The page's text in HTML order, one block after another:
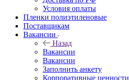
Условия оплаты
Пленки полиэтиленовые
Поставщикам
Вакансии
Назад
Вакансии
Вакансии
Заполнить анкету
Корпоративные ценности